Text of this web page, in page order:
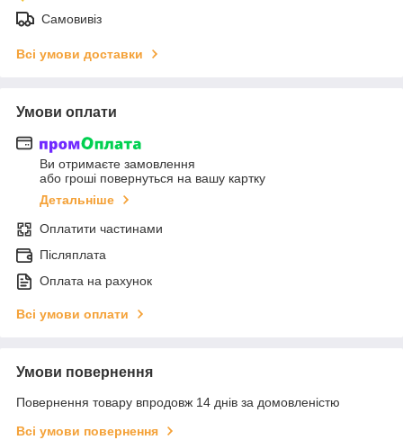
Самовивіз
Всі умови доставки
Умови оплати
Ви отримаєте замовлення
або гроші повернуться на вашу картку
Детальніше
Оплатити частинами
Післяплата
Оплата на рахунок
Всі умови оплати
Умови повернення
Повернення товару впродовж 14 днів за домовленістю
Всі умови повернення